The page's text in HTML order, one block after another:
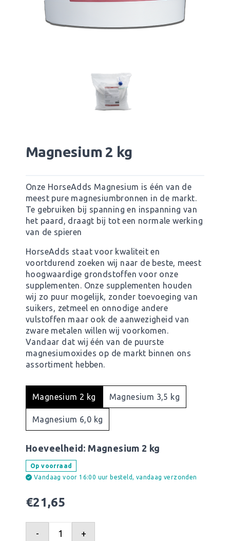
Magnesium 2 kg
Onze HorseAdds Magnesium is één van de
meest pure magnesiumbronnen in de markt.
Te gebruiken bij spanning en inspanning van
het paard, draagt bij tot een normale werking
van de spieren
HorseAdds staat voor kwaliteit en
voortdurend zoeken wij naar de beste, meest
hoogwaardige grondstoffen voor onze
supplementen. Onze supplementen houden
wij zo puur mogelijk, zonder toevoeging van
suikers, zetmeel en onnodige andere
vulstoffen maar ook de aanwezigheid van
zware metalen willen wij voorkomen.
Vandaar dat wij één van de puurste
magnesiumoxides op de markt binnen ons
assortiment hebben.
Magnesium 2 kg Magnesium 3,5 kg
Magnesium 6,0 kg
Hoeveelheid: Magnesium 2 kg
Op voorraad
Vandaag voor 16:00 uur besteld, vandaag verzonden
€21,65
- +